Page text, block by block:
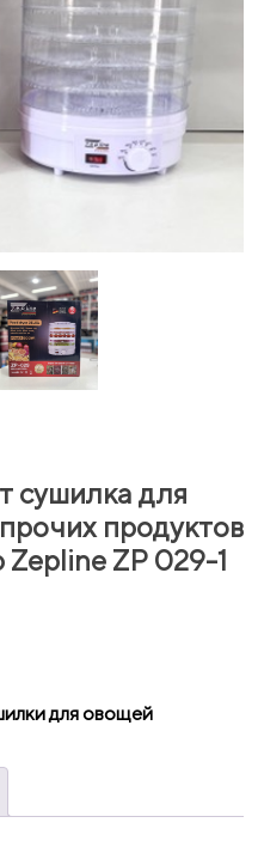
сушилка для
продуктов
Zepline ZP 029-1
для овощей